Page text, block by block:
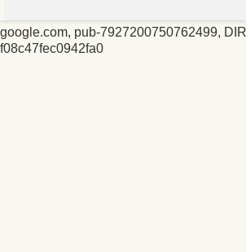
google.com, pub-7927200750762499,
f08c47fec0942fa0